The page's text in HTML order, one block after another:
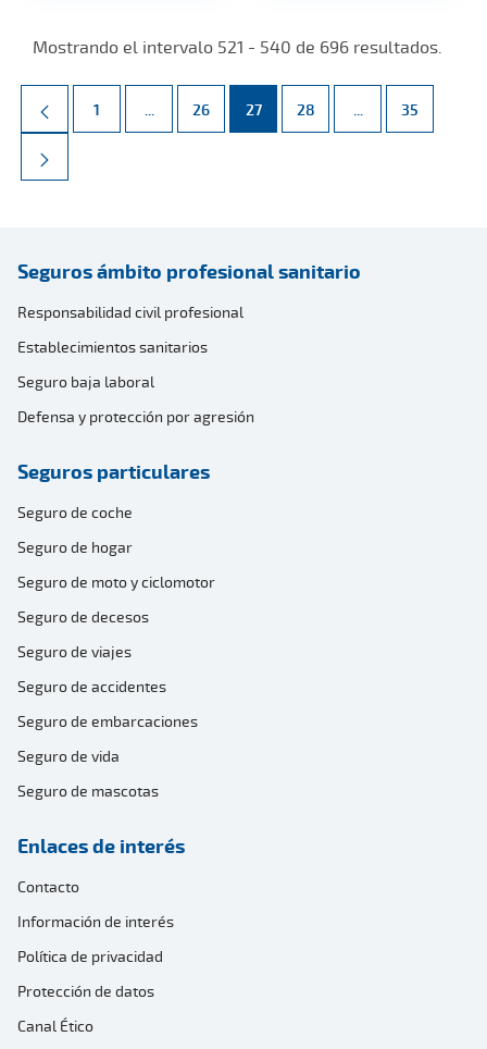
Mostrando el intervalo 521 - 540 de 696 resultados.
Página
1 ... Páginas intermedias Use TAB para desplazarse.
Página
26 Página
27 Página
28 ... Páginas
Página
35
Seguros ámbito profesional sanitario
Responsabilidad civil profesional
Establecimientos sanitarios
Seguro baja laboral
Defensa y protección por agresión
Seguros particulares
Seguro de coche
Seguro de hogar
Seguro de moto y ciclomotor
Seguro de decesos
Seguro de viajes
Seguro de accidentes
Seguro de embarcaciones
Seguro de vida
Seguro de mascotas
Enlaces de interés
Contacto
Información de interés
Política de privacidad
Protección de datos
Canal Ético